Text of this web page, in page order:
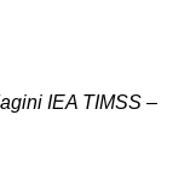
IEA TIMSS –